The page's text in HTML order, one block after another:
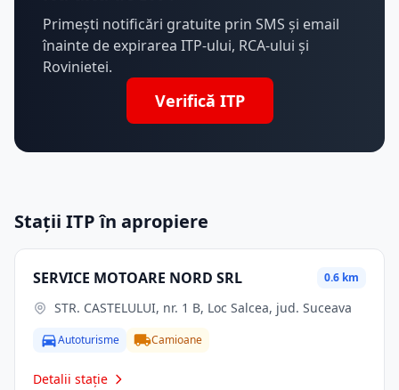
Primești notificări gratuite prin SMS și email
înainte de expirarea ITP-ului, RCA-ului și
Rovinietei.
Verifică ITP
Stații ITP în apropiere
SERVICE MOTOARE NORD SRL 0.6 km
STR. CASTELULUI, nr. 1 B, Loc Salcea, jud. Suceava
Autoturisme Camioane
Detalii stație